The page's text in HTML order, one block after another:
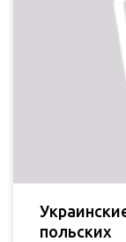
польских